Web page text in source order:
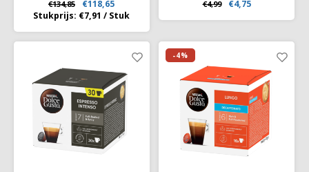
Segafredoen zachte melk, voorbereid in
één capsule die je binnen een
minuut de perfecte koffie
biedt.
€134,85
€118,65
Stukprijs: €7,91 / Stuk
reputatie aan de fijne,
fluweelzachte melk, die
Espresso is gegoten, waardoor
de unieke, zachte textuur van
deze koffie ontstaat.
€4,99 €4,75
-4%